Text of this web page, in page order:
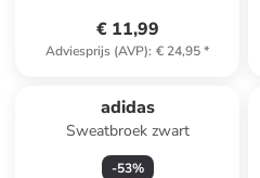
€ 11,99
Adviesprijs (AVP): € 24,95*
adidas
Sweatbroek zwart
-53%